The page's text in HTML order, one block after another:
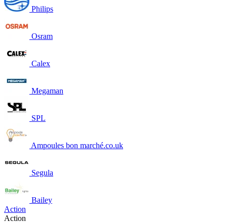
Philips
Osram
Calex
Megaman
SPL
Ampoules bon marché.co.uk
Segula
Bailey
Action
Action